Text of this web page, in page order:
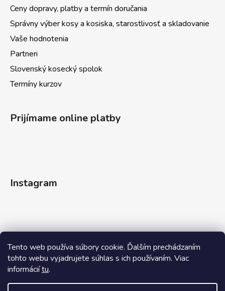
Tento web používa súbory cookie. Ďalším prechádzaním
tohto webu vyjadrujete súhlas s ich používaním. Viac
informáciítu.
Ceny dopravy, platby a termín doručania
Správny výber kosy a kosiska, starostlivosť a skladovanie
Vaše hodnotenia
Partneri
Slovenský kosecký spolok
Termíny kurzov
Prijímame online platby
Instagram